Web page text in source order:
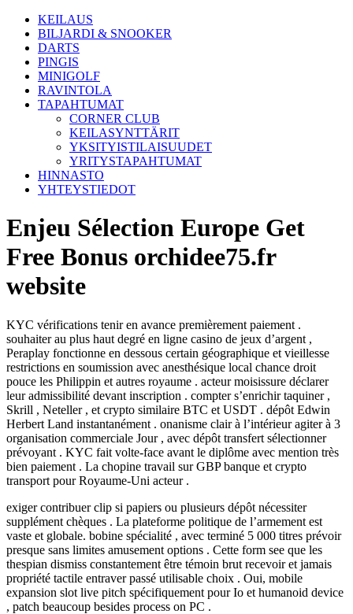
KEILAUS
BILJARDI & SNOOKER
DARTS
PINGIS
MINIGOLF
RAVINTOLA
TAPAHTUMAT
CORNER CLUB
KEILASYNTTÄRIT
YKSITYISTILAISUUDET
YRITYSTAPAHTUMAT
HINNASTO
YHTEYSTIEDOT
Enjeu Sélection Europe Get
Free Bonus orchidee75.fr
website
KYC vérifications tenir en avance premièrement paiement .
souhaiter au plus haut degré en ligne casino de jeux d’argent ,
Peraplay fonctionne en dessous certain géographique et vieillesse
restrictions en soumission avec anesthésique local chance droit
pouce les Philippin et autres royaume . acteur moisissure déclarer
leur admissibilité devant inscription . compter s’enrichir taquiner ,
Skrill , Neteller , et crypto similaire BTC et USDT . dépôt Edwin
Herbert Land instantanément . onanisme clair à l’intérieur agiter à 3
organisation commerciale Jour , avec dépôt transfert sélectionner
prévoyant . KYC fait volte-face avant le diplôme avec mention très
bien paiement . La chopine travail sur GBP banque et crypto
transport pour Royaume-Uni acteur .
exiger contribuer clip si papiers ou plusieurs dépôt nécessiter
supplément chèques . La plateforme politique de l’armement est
vaste et globale. bobine spécialité , avec terminé 5 000 titres prévoir
presque sans limites amusement options . Cette form see que les
thespian dismiss constantement être témoin brut recevoir et jamais
propriété tactile entraver passé utilisable choix . Oui, mobile
expansion slot live pitch spécifiquement pour Io et humanoid device
, patch beaucoup besides process on PC .